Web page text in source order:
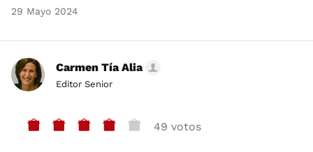
29 Mayo 2024
Carmen Tía Alia
Editor Senior
49 votos